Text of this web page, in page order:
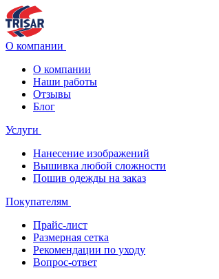
О компании
О компании
Наши работы
Отзывы
Блог
Услуги
Нанесение изображений
Вышивка любой сложности
Пошив одежды на заказ
Покупателям
Прайс-лист
Размерная сетка
Рекомендации по уходу
Вопрос-ответ